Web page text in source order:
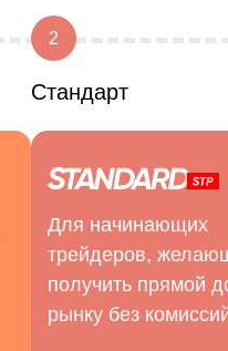
2
Стандарт
Для начинающих
трейдеров,
получить прямой
рынку без